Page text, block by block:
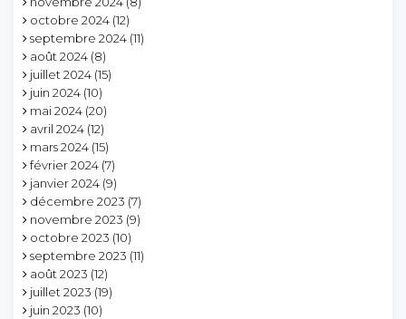
octobre 2024 (12)
septembre 2024 (11)
août 2024 (8)
juillet 2024 (15)
juin 2024 (10)
mai 2024 (20)
avril 2024 (12)
mars 2024 (15)
février 2024 (7)
janvier 2024 (9)
décembre 2023 (7)
novembre 2023 (9)
octobre 2023 (10)
septembre 2023 (11)
août 2023 (12)
juillet 2023 (19)
juin 2023 (10)